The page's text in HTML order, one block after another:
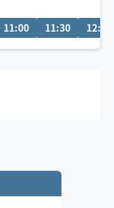
で、頑張り続け
11:00 11:30 12:00